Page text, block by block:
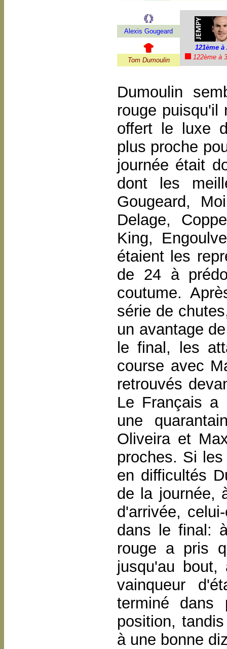
Alexis Gougeard
Tom Dumoulin
121ème à
122ème à
Dumoulin
rouge puisqu'il
offert le luxe
plus proche
journée était
dont les
Gougeard,
Delage,
King,
étaient les
de 24 à
coutume.
série de
un avantage
le final, les
course avec
retrouvés
Le Français a
une
Oliveira et
proches. Si
en difficultés
de la journée,
d'arrivée,
dans le final:
rouge a pris
jusqu'au
vainqueur
terminé dans
position,
à une bonne